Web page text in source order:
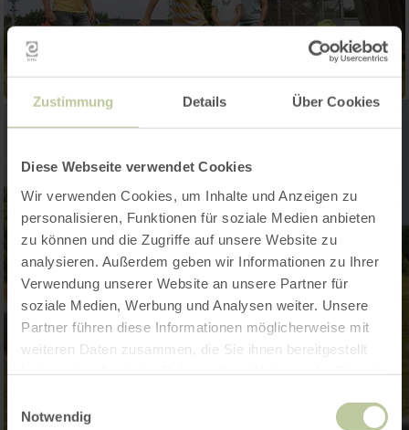
Zustimmung Details Über Cookies
Diese Webseite verwendet Cookies
Wir verwenden Cookies, um Inhalte und Anzeigen zu
personalisieren, Funktionen für soziale Medien anbieten
zu können und die Zugriffe auf unsere Website zu
analysieren. Außerdem geben wir Informationen zu Ihrer
Verwendung unserer Website an unsere Partner für
soziale Medien, Werbung und Analysen weiter. Unsere
Partner führen diese Informationen möglicherweise mit
weiteren Daten zusammen, die Sie ihnen bereitgestellt
Notwendig